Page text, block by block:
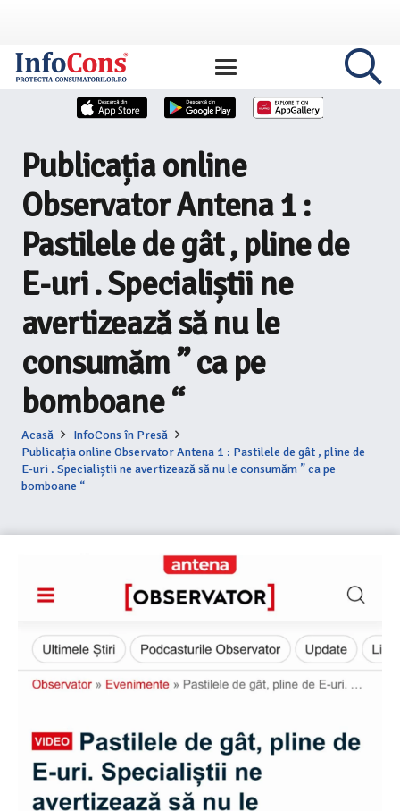
Publicația online
Observator Antena 1 :
Pastilele de gât , pline de
E-uri . Specialiștii ne
avertizează să nu le
consumăm ” ca pe
bomboane “
Acasă
InfoCons în Presă
Publicația online Observator Antena 1 : Pastilele de gât , pline de
E-uri . Specialiștii ne avertizează să nu le consumăm ” ca pe
bomboane “